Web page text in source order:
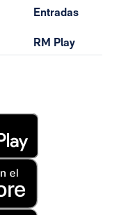
Entradas
RM Play